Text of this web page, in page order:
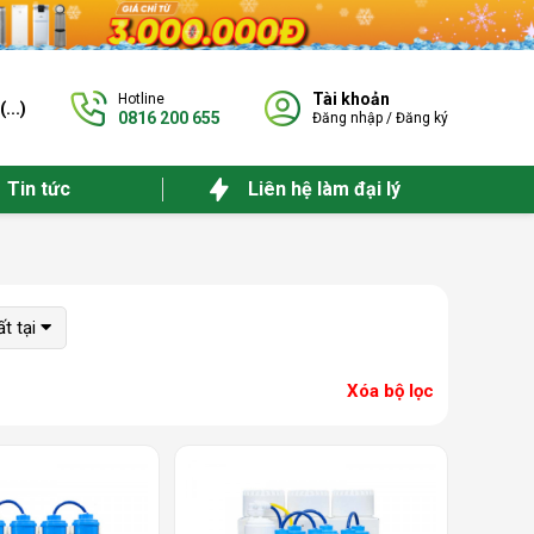
(...) Hotline
0816 200 655
Tài khoản
Đăng nhập / Đăng ký
Tin tức Liên hệ làm đại lý
tại
Xóa bộ lọc